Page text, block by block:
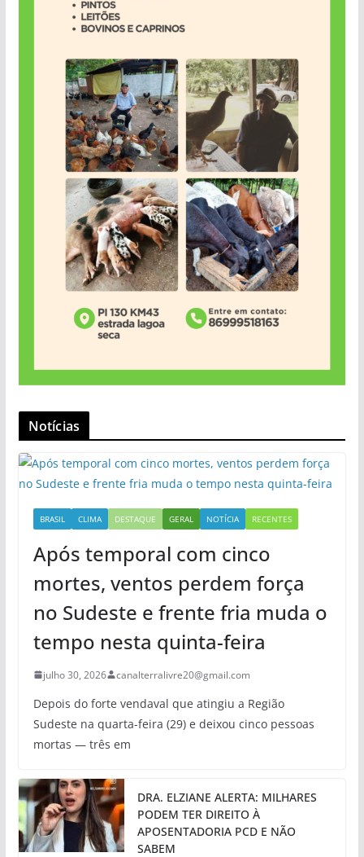
Notícias
BRASIL CLIMA DESTAQUE GERAL NOTÍCIA RECENTES
Após temporal com cinco
mortes, ventos perdem força
no Sudeste e frente fria muda o
tempo nesta quinta-feira
julho 30, 2026 canalterralivre20@gmail.com
Depois do forte vendaval que atingiu a Região
Sudeste na quarta-feira (29) e deixou cinco pessoas
mortas — três em
DRA. ELZIANE ALERTA: MILHARES
PODEM TER DIREITO À
APOSENTADORIA PCD E NÃO
SABEM